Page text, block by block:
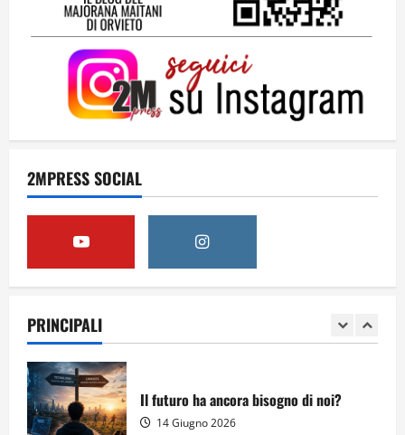
2MPRESS SOCIAL
PRINCIPALI
4
Come hanno fatto? La scalata lampo del
Como 1907 verso l’Europa
12 Giugno 2026
5
Majorana-Maitani al Festival
Il futuro ha ancora bisogno di noi?
14 Giugno 2026